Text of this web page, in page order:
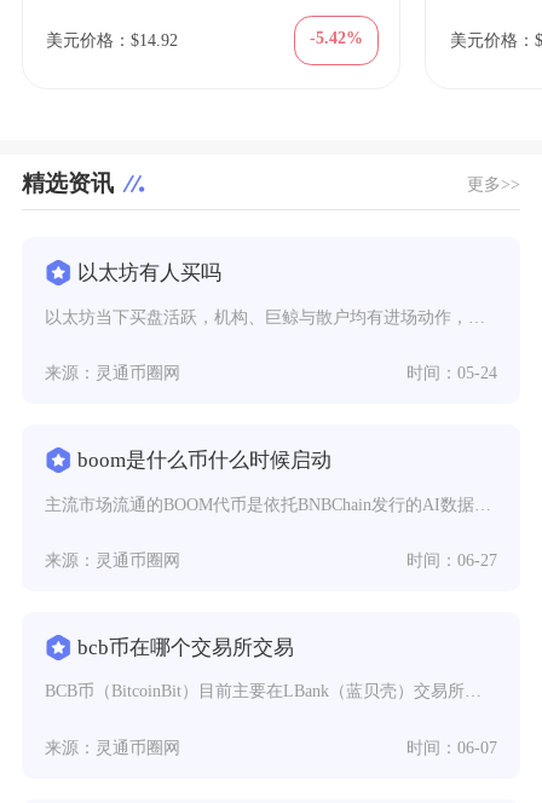
美元价格：$14.92 -5.42% 美元价格：
精选资讯 更多>>
以太坊有人买吗
来源：灵通币圈网 时间：05-24
boom是什么币什么时候启动
来源：灵通币圈网 时间：06-27
bcb币在哪个交易所交易
BCB币（BitcoinBit）目前主要在LBank（蓝贝壳）交易所交易，仅支持BCB/U
来源：灵通币圈网 时间：06-07